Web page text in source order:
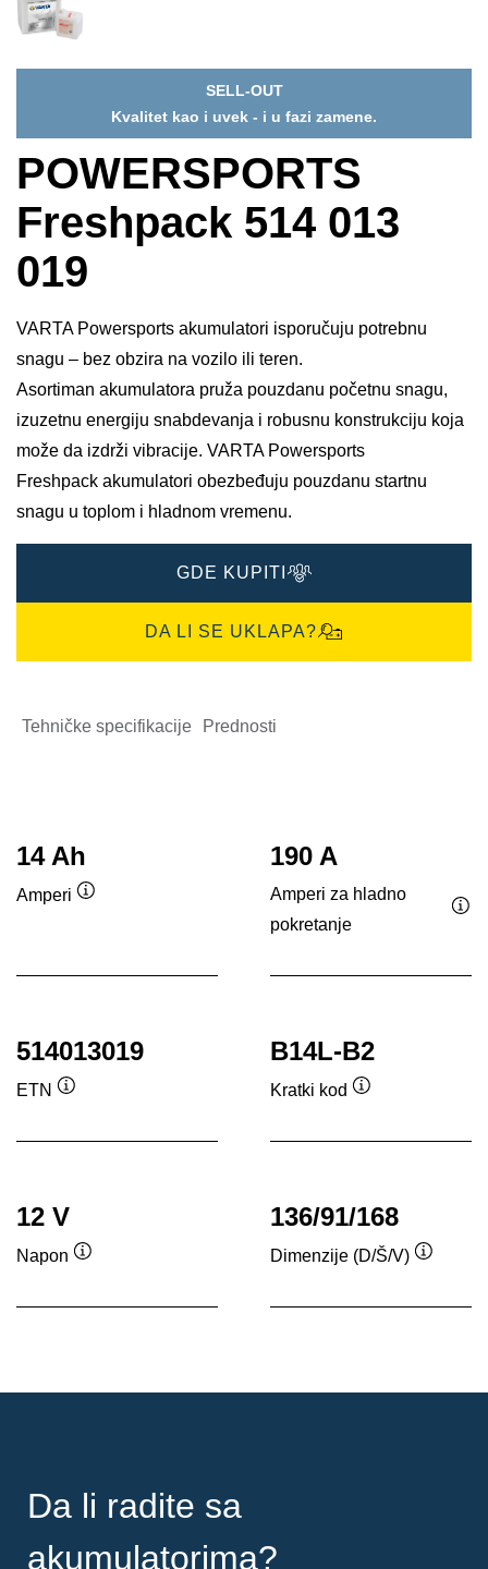
SELL-OUT
Kvalitet kao i uvek - i u fazi zamene.
POWERSPORTS
Freshpack 514 013
019
VARTA Powersports akumulatori isporučuju potrebnu
snagu – bez obzira na vozilo ili teren.
Asortiman akumulatora pruža pouzdanu početnu snagu,
izuzetnu energiju snabdevanja i robusnu konstrukciju koja
može da izdrži vibracije. VARTA Powersports
Freshpack akumulatori obezbeđuju pouzdanu startnu
snagu u toplom i hladnom vremenu.
GDE KUPITI
DA LI SE UKLAPA?
Tehničke specifikacije Prednosti
14 Ah
Amperi
190 A
Amperi za hladno
pokretanje
514013019
ETN
B14L-B2
Kratki kod
12 V
Napon
136/91/168
Dimenzije (D/Š/V)
Da li radite sa
akumulatorima?